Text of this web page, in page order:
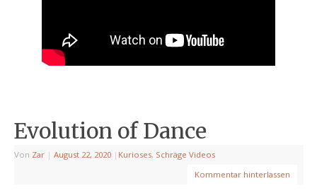
Evolution of Dance
Von Zar | August 22, 2020 | Kurioses, Schräge Videos
Kommentar hinterlassen